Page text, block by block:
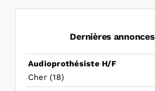
Dernières annonces
Audioprothésiste H/F
Cher (18)